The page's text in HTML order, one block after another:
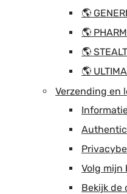
🌎
🌎
🌎
🌎
Verzending en
Volg mijn
Bekijk de